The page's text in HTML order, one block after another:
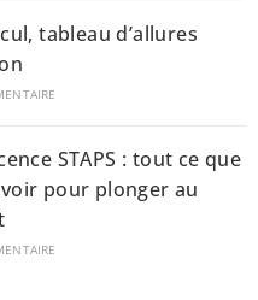
tableau d’allures
STAPS : tout ce que
pour plonger au